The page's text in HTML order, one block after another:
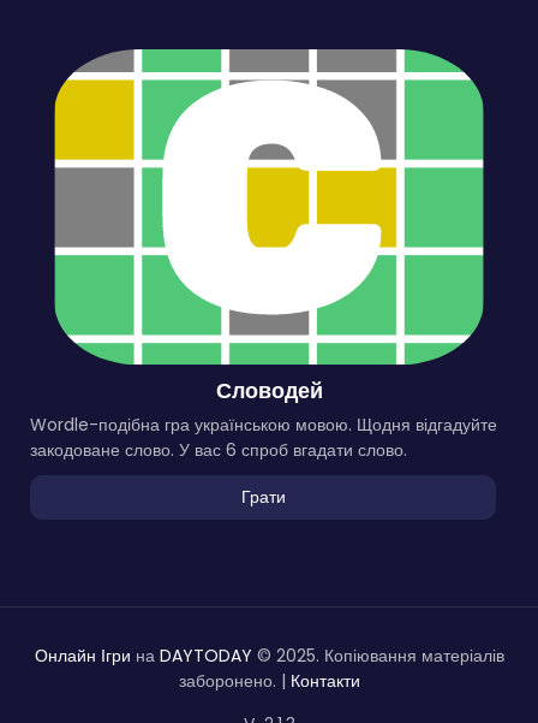
Словодей
Wordle-подібна гра українською мовою. Щодня відгадуйте
закодоване слово. У вас 6 спроб вгадати слово.
Грати
Онлайн Ігри на DAYTODAY © 2025. Копіювання матеріалів
заборонено. | Контакти